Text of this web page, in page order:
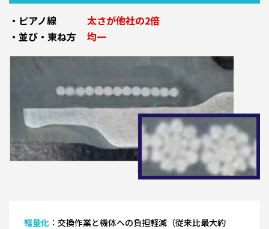
・ピアノ線
太さが他社の2倍
・並び・束ね方
均一
軽量化 ：交換作業と機体への負担軽減（従来比最大約